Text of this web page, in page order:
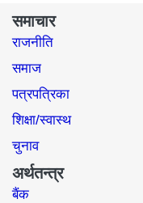
समाचार
राजनीति
समाज​
पत्रपत्रिका
शिक्षा/स्वास्थ
चुनाव
अर्थतन्त्र
बैंक